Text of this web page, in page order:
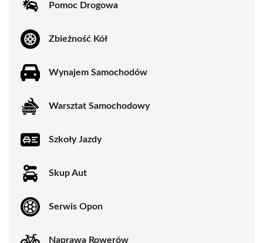
Pomoc Drogowa
Zbieżność Kół
Wynajem Samochodów
Warsztat Samochodowy
Szkoły Jazdy
Skup Aut
Serwis Opon
Naprawa Rowerów